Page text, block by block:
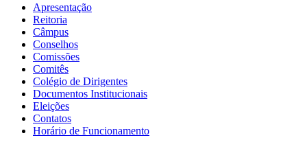
Apresentação
Reitoria
Câmpus
Conselhos
Comissões
Comitês
Colégio de Dirigentes
Documentos Institucionais
Eleições
Contatos
Horário de Funcionamento